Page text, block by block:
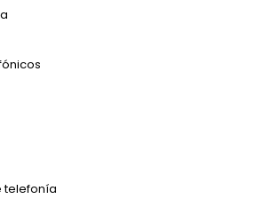
telefonía